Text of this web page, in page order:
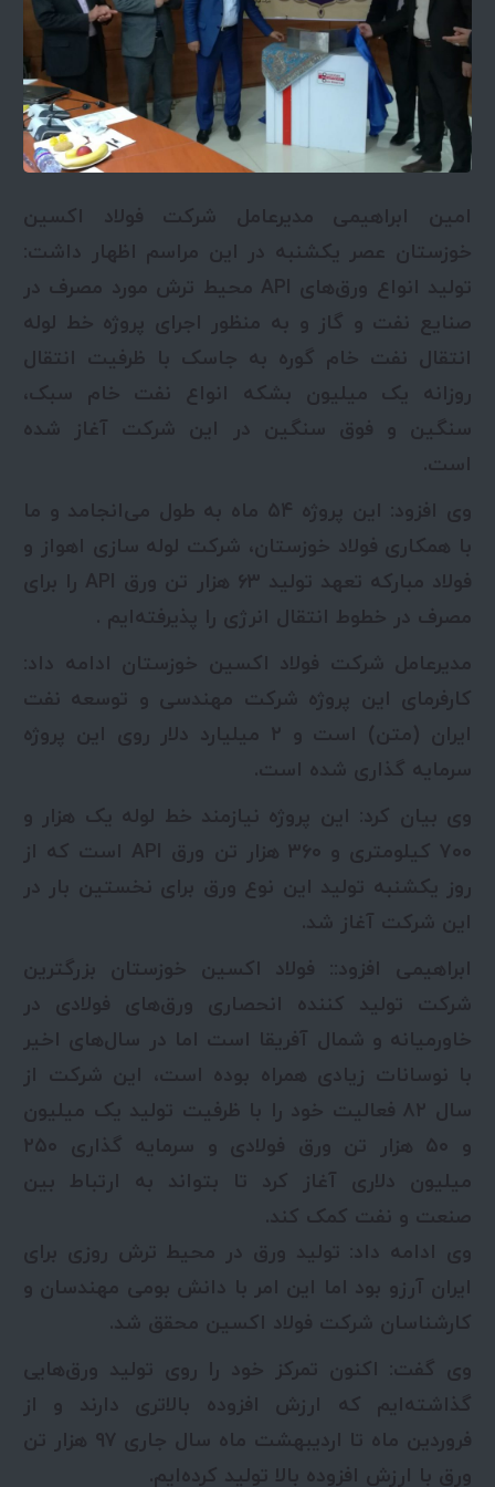
امین ابراهیمی مدیرعامل شرکت فولاد اکسین
خوزستان عصر یکشنبه در این مراسم اظهار داشت:
تولید انواع ورق‌های API محیط ترش مورد مصرف در
صنایع نفت و گاز و به منظور اجرای پروژه خط لوله
انتقال نفت خام گوره به جاسک با ظرفیت انتقال
روزانه یک میلیون بشکه انواع نفت خام سبک،
سنگین و فوق سنگین در این شرکت آغاز شده
است.
وی افزود: این پروژه ۵۴ ماه به طول می‌انجامد و ما
با همکاری فولاد خوزستان، شرکت لوله سازی اهواز و
فولاد مبارکه تعهد تولید ۶۳ هزار تن ورق API را برای
مصرف در خطوط انتقال انرژی را پذیرفته‌ایم .
مدیرعامل شرکت فولاد اکسین خوزستان ادامه داد:
کارفرمای این پروژه شرکت مهندسی و توسعه نفت
ایران (متن) است و ۲ میلیارد دلار روی این پروژه
سرمایه گذاری شده است.
وی بیان کرد: این پروژه نیازمند خط لوله یک هزار و
۷۰۰ کیلومتری و ۳۶۰ هزار تن ورق API است که از
روز یکشنبه تولید این نوع ورق برای نخستین بار در
این شرکت آغاز شد.
ابراهیمی افزود:: فولاد اکسین خوزستان بزرگترین
شرکت تولید کننده انحصاری ورق‌های فولادی در
خاورمیانه و شمال آفریقا است اما در سال‌های اخیر
با نوسانات زیادی همراه بوده است، این شرکت از
سال ۸۲ فعالیت خود را با ظرفیت تولید یک میلیون
میلیون دلاری آغاز کرد تا بتواند به ارتباط بین
صنعت و نفت کمک کند.
وی ادامه داد: تولید ورق در محیط ترش روزی برای
ایران آرزو بود اما این امر با دانش بومی مهندسان و
کارشناسان شرکت فولاد اکسین محقق شد.
وی گفت: اکنون تمرکز خود را روی تولید ورق‌هایی
گذاشته‌ایم که ارزش افزوده بالاتری دارند و از
فروردین ماه تا اردیبهشت ماه سال جاری ۹۷ هزار تن
ورق با ارزش افزوده بالا تولید کرده‌ایم.